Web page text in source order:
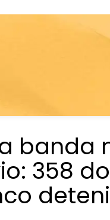
banda
358